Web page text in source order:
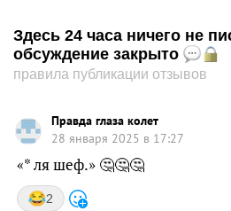
Здесь 24 часа ничего не
обсуждение закрыто
правила публикации отзывов
Правда глаза колет
28 января 2025 в 17:27
«* ля шеф.» 🤔🤔🤔
2